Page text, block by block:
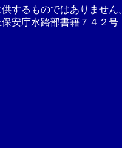
するものではありませ
安庁水路部書籍７４２